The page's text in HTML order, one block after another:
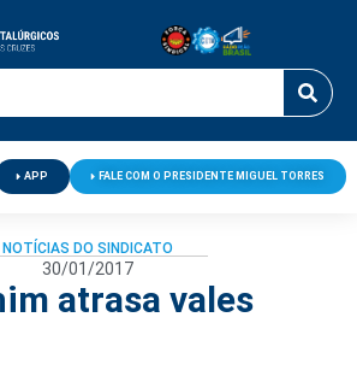
APP FALE COM O PRESIDENTE MIGUEL TORRES
NOTÍCIAS DO SINDICATO
30/01/2017
atrasa vales